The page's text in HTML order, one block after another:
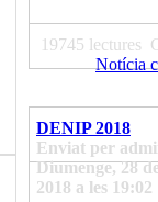
19745 lectures
Notícia
DENIP 2018
Enviat per
Diumenge, 28
2018 a les 19:02